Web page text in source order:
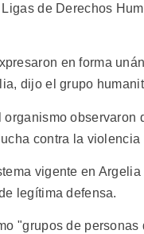
de Derechos
en forma
dijo el grupo
contra la
vigente en
legítima defensa.
"grupos de